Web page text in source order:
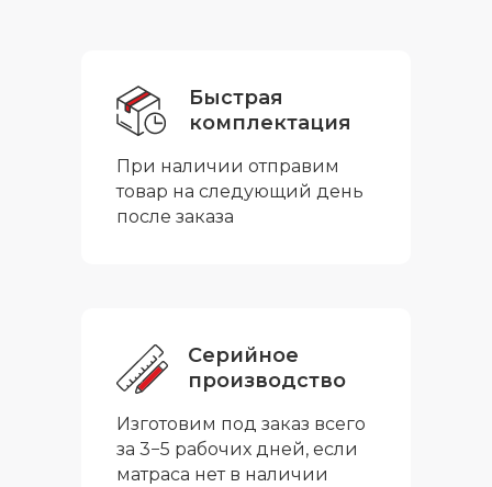
Быстрая
комплектация
При наличии отправим
товар на следующий день
после заказа
Серийное
производство
Изготовим под заказ всего
за 3−5 рабочих дней, если
матраса нет в наличии